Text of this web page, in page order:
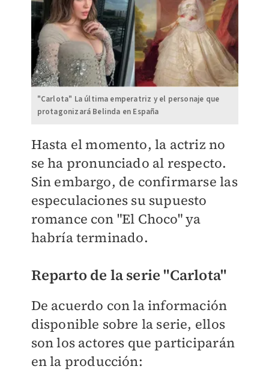
"Carlota" La última emperatriz y el personaje que
protagonizará Belinda en España
Hasta el momento, la actriz no
se ha pronunciado al respecto.
Sin embargo, de confirmarse las
especulaciones su supuesto
romance con "El Choco" ya
habría terminado.
Reparto de la serie "Carlota"
De acuerdo con la información
disponible sobre la serie, ellos
son los actores que participarán
en la producción: